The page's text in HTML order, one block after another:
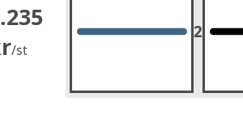
/st
2 2st.